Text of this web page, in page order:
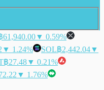
61,940.00▼ 0.59%
▼ 1.24% SOL฿2,442.04▼
฿27.48▼ 0.21%
▼ 1.76%